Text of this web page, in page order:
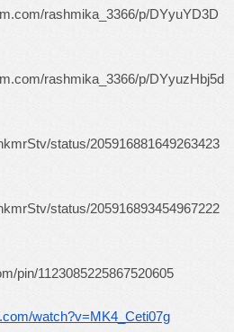
rashmika_3366/p/DYyuYD3D
rashmika_3366/p/DYyuzHbj5d
status/205916881649263423
status/205916893454967222
pin/1123085225867520605
watch?v=MK4_Ceti07g